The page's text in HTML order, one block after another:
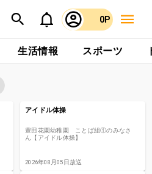
0P
生活情報 スポーツ
アイドル体操
豊田花園幼稚園 ことば組①のみなさ
ん【アイドル体操】
2026年08月05日放送